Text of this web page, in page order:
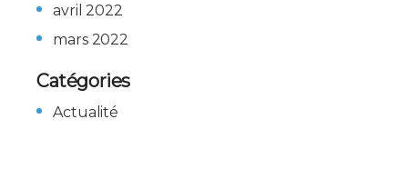
avril 2022
mars 2022
Catégories
Actualité